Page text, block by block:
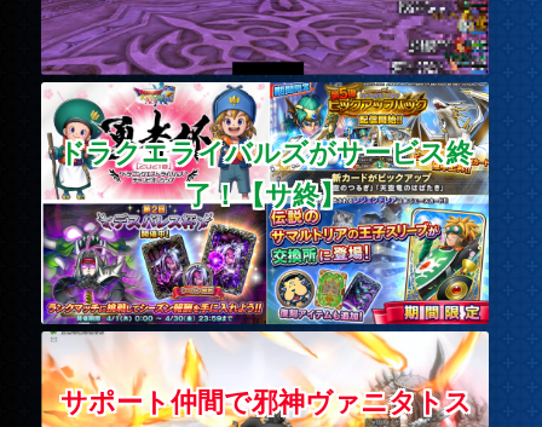
ドラクエライバルズがサービス終
了！【サ終】
サポート仲間で邪神ヴァニタトス